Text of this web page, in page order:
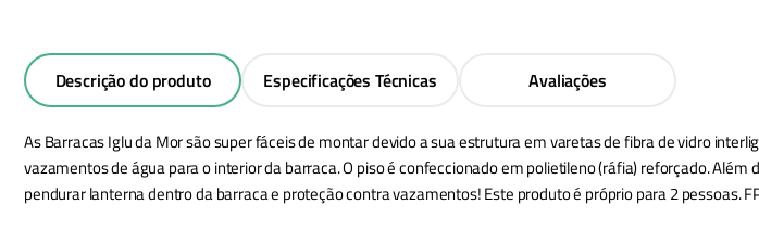
Descrição do produto Especificações Técnicas Avaliações
As Barracas Iglu da Mor são super fáceis de montar devido a sua estrutura em varetas de fibra de vidro
vazamentos de água para o interior da barraca. O piso é confeccionado em polietileno (ráfia) reforçado.
pendurar lanterna dentro da barraca e proteção contra vazamentos! Este produto é próprio para 2 pessoas.